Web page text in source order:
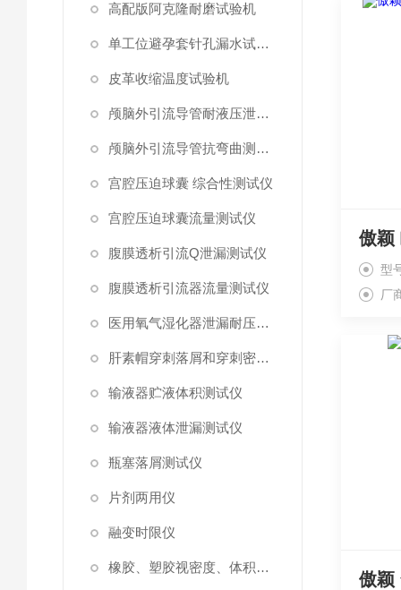
高配版阿克隆耐磨试验机
单工位避孕套针孔漏水试验仪
皮革收缩温度试验机
颅脑外引流导管耐液压泄漏测试仪
颅脑外引流导管抗弯曲测试仪
宫腔压迫球囊 综合性测试仪
宫腔压迫球囊流量测试仪
腹膜透析引流Q泄漏测试仪
腹膜透析引流器流量测试仪
医用氧气湿化器泄漏耐压测试仪
肝素帽穿刺落屑和穿刺密封性测试仪
输液器贮液体积测试仪
输液器液体泄漏测试仪
瓶塞落屑测试仪
片剂两用仪
融变时限仪
橡胶、塑胶视密度、体积测试仪
型
厂
傲颖